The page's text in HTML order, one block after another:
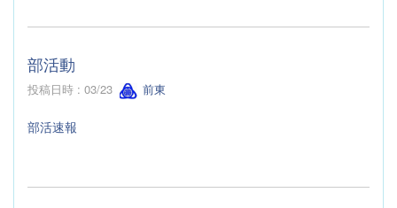
部活動
投稿日時 : 03/23 前東
部活速報